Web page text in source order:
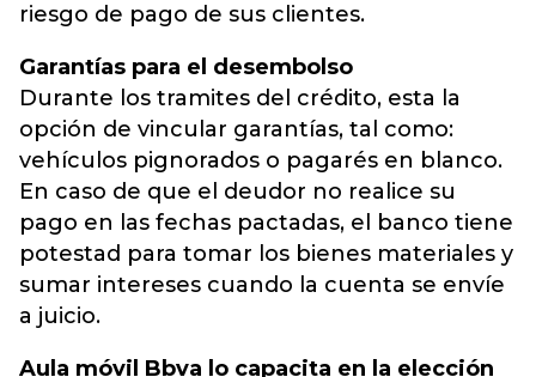
riesgo de pago de sus clientes.
Garantías para el desembolso
Durante los tramites del crédito, esta la
opción de vincular garantías, tal como:
vehículos pignorados o pagarés en blanco.
En caso de que el deudor no realice su
pago en las fechas pactadas, el banco tiene
potestad para tomar los bienes materiales y
sumar intereses cuando la cuenta se envíe
a juicio.
Aula móvil Bbva lo capacita en la elección